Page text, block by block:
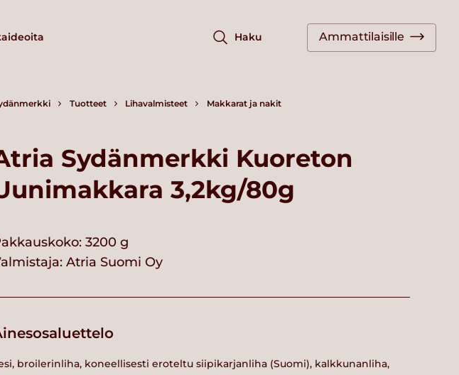
Haku Ammattilaisille
Tuotteet Lihavalmisteet Makkarat ja nakit
Sydänmerkki Kuoreton
3,2kg/80g
3200 g
Atria Suomi Oy
broilerinliha, koneellisesti eroteltu siipikarjanliha (Suomi), kalkkunanliha,